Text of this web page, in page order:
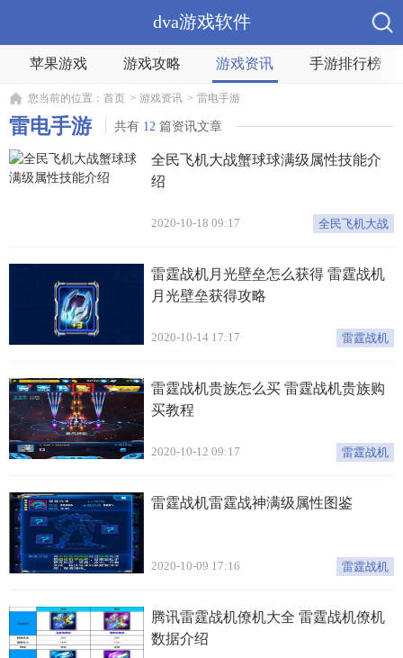
dva游戏软件
苹果游戏 游戏攻略 游戏资讯 手游排行榜
您当前的位置： 首页 > 游戏资讯 > 雷电手游
雷电手游 共有 12 篇资讯文章
全民飞机大战蟹球球满级属性技能介
绍
2020-10-18 09:17 全民飞机大战
雷霆战机月光壁垒怎么获得 雷霆战机
月光壁垒获得攻略
2020-10-14 17:17 雷霆战机
雷霆战机贵族怎么买 雷霆战机贵族购
买教程
2020-10-12 09:17 雷霆战机
雷霆战机雷霆战神满级属性图鉴
2020-10-09 17:16 雷霆战机
腾讯雷霆战机僚机大全 雷霆战机僚机
数据介绍